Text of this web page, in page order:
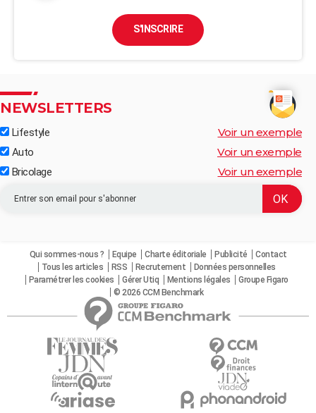
S'INSCRIRE
NEWSLETTERS
Lifestyle Voir un exemple
Auto Voir un exemple
Bricolage Voir un exemple
Qui sommes-nous ? Equipe Charte éditoriale Publicité
Contact
Tous les articles
RSS Recrutement
Données personnelles
Paramétrer les cookies
Gérer Utiq Mentions légales
Groupe Figaro
© 2026 CCM Benchmark